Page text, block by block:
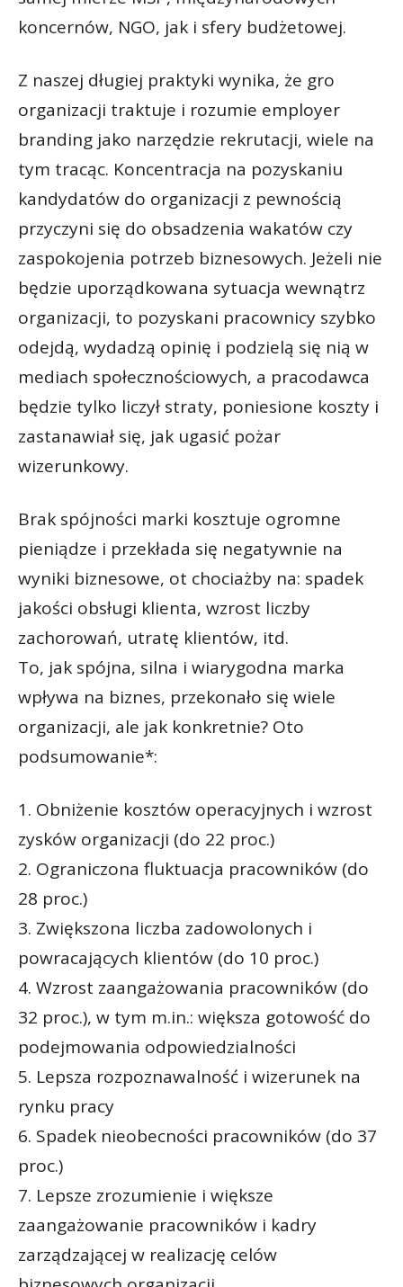
koncernów, NGO, jak i sfery budżetowej.
Z naszej długiej praktyki wynika, że gro
organizacji traktuje i rozumie employer
branding jako narzędzie rekrutacji, wiele na
tym tracąc. Koncentracja na pozyskaniu
kandydatów do organizacji z pewnością
przyczyni się do obsadzenia wakatów czy
zaspokojenia potrzeb biznesowych. Jeżeli nie
będzie uporządkowana sytuacja wewnątrz
organizacji, to pozyskani pracownicy szybko
odejdą, wydadzą opinię i podzielą się nią w
mediach społecznościowych, a pracodawca
będzie tylko liczył straty, poniesione koszty i
zastanawiał się, jak ugasić pożar
wizerunkowy.
Brak spójności marki kosztuje ogromne
pieniądze i przekłada się negatywnie na
wyniki biznesowe, ot chociażby na: spadek
jakości obsługi klienta, wzrost liczby
zachorowań, utratę klientów, itd.
To, jak spójna, silna i wiarygodna marka
wpływa na biznes, przekonało się wiele
organizacji, ale jak konkretnie? Oto
podsumowanie*:
1. Obniżenie kosztów operacyjnych i wzrost
zysków organizacji (do 22 proc.)
2. Ograniczona fluktuacja pracowników (do
28 proc.)
3. Zwiększona liczba zadowolonych i
powracających klientów (do 10 proc.)
4. Wzrost zaangażowania pracowników (do
32 proc.), w tym m.in.: większa gotowość do
podejmowania odpowiedzialności
5. Lepsza rozpoznawalność i wizerunek na
rynku pracy
6. Spadek nieobecności pracowników (do 37
proc.)
7. Lepsze zrozumienie i większe
zaangażowanie pracowników i kadry
zarządzającej w realizację celów